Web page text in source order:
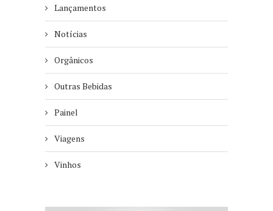
Lançamentos
Notícias
Orgânicos
Outras Bebidas
Painel
Viagens
Vinhos